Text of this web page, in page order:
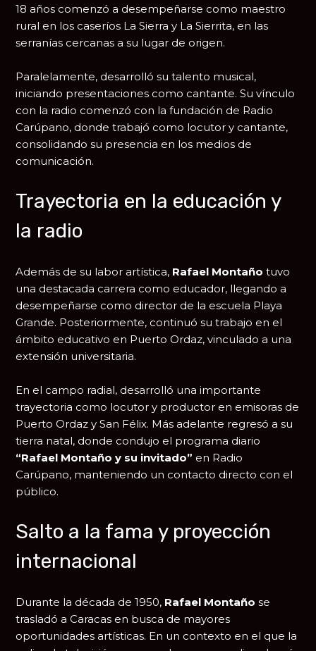
18 años comenzó a desempeñarse como maestro
rural en los caseríos La Sierra y La Sierrita, en las
serranías cercanas a su lugar de origen.
Paralelamente, desarrolló su talento musical,
iniciando presentaciones como cantante. Su vínculo
con la radio comenzó con la fundación de Radio
Carúpano, donde trabajó como locutor y cantante,
consolidando su presencia en los medios de
comunicación.
Trayectoria en la educación y
la radio
Además de su labor artística, Rafael Montaño tuvo
una destacada carrera como educador, llegando a
desempeñarse como director de la escuela Playa
Grande. Posteriormente, continuó su trabajo en el
ámbito educativo en Puerto Ordaz, vinculado a una
extensión universitaria.
En el campo radial, desarrolló una importante
trayectoria como locutor y productor en emisoras de
Puerto Ordaz ySan Félix. Más adelante regresó a su
tierra natal, donde condujo el programa diario
“Rafael Montaño y su invitado” en Radio
Carúpano, manteniendo un contacto directo con el
público.
Salto a la fama y proyección
internacional
Durante la década de 1950, Rafael Montaño se
trasladó aCaracas en busca de mayores
oportunidades artísticas. En un contexto en el que la